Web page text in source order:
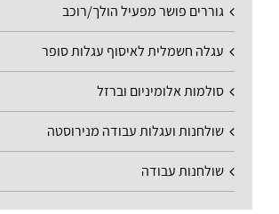
גוררים פושר מפעיל הולך/רוכב
עגלה חשמלית לאיסוף עגלות סופר
סולמות אלומיניום וברזל
שולחנות ועגלות עבודה מנירוסטה
שולחנות עבודה